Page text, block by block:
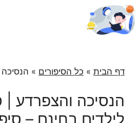
לדלג
לתוכן
דף הבית » כל הסיפורים »
הנסיכה והצפרדע |
לילדים בחינם –